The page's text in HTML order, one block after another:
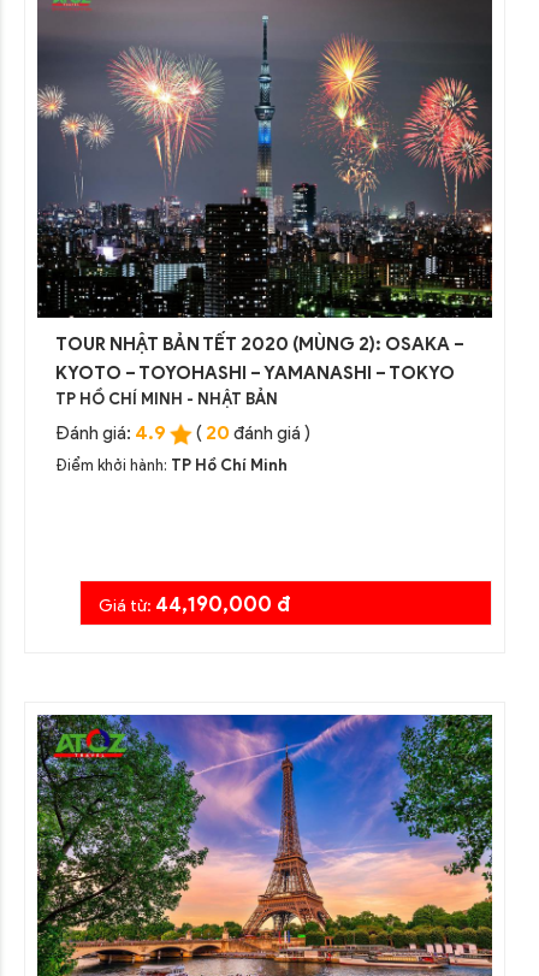
TOUR NHẬT BẢN TẾT 2020 (MÙNG 2): OSAKA –
KYOTO – TOYOHASHI – YAMANASHI – TOKYO
TP HỒ CHÍ MINH - NHẬT BẢN
Đánh giá: 4.9 ( 20 đánh giá )
Điểm khởi hành: TP Hồ Chí Minh
Giá từ: 44,190,000 đ